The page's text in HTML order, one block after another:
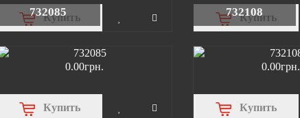
Купить Купить
732085
0.00грн.
Купить
732108
0.00грн.
Купить